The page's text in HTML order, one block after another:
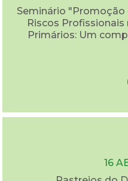
Seminário "Promoção
Riscos
Primários: Um
16